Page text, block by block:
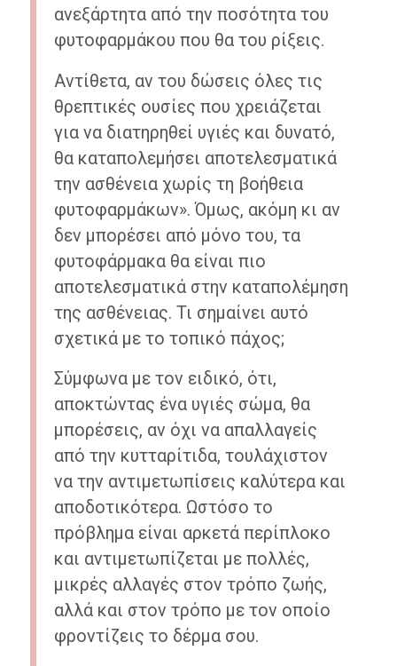
ανεξάρτητα από την ποσότητα του
φυτοφαρμάκου που θα του ρίξεις.
Αντίθετα, αν του δώσεις όλες τις
θρεπτικές ουσίες που χρειάζεται
για να διατηρηθεί υγιές και δυνατό,
θα καταπολεμήσει αποτελεσματικά
την ασθένεια χωρίς τη βοήθεια
φυτοφαρμάκων». Όμως, ακόμη κι αν
δεν μπορέσει από μόνο του, τα
φυτοφάρμακα θα είναι πιο
αποτελεσματικά στην καταπολέμηση
της ασθένειας. Τι σημαίνει αυτό
σχετικά με το τοπικό πάχος;
Σύμφωνα με τον ειδικό, ότι,
αποκτώντας ένα υγιές σώμα, θα
μπορέσεις, αν όχι να απαλλαγείς
από την κυτταρίτιδα, τουλάχιστον
να την αντιμετωπίσεις καλύτερα και
αποδοτικότερα. Ωστόσο το
πρόβλημα είναι αρκετά περίπλοκο
και αντιμετωπίζεται με πολλές,
μικρές αλλαγές στον τρόπο ζωής,
αλλά και στον τρόπο με τον οποίο
φροντίζεις το δέρμα σου.